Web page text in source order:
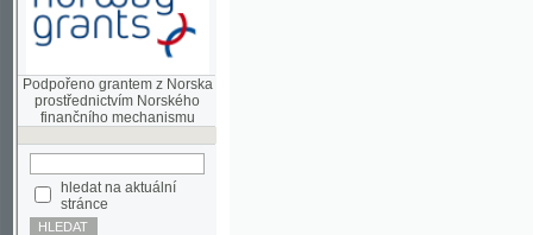
Podpořeno grantem z Norska
prostřednictvím Norského
hledat na aktuální
stránce
Pokročilé vyhledávání